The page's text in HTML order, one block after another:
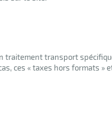
transport
ces « taxes hors formats